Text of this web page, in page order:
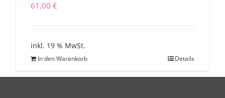
61,00 €
inkl. 19 % MwSt.
In den Warenkorb Details